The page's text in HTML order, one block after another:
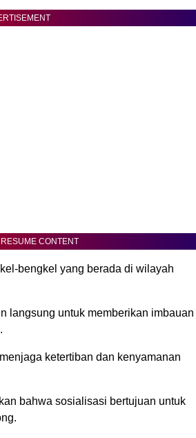
CONTENT
bengkel yang berada di wilayah
langsung untuk memberikan imbauan
ketertiban dan kenyamanan
bahwa sosialisasi bertujuan untuk